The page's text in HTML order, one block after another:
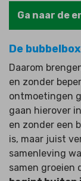
Ga naar de
De
Daarom
en zonder
ontmoetingen
gaan hierover
en zonder een
is, maar juist
samenleving
samen groeien